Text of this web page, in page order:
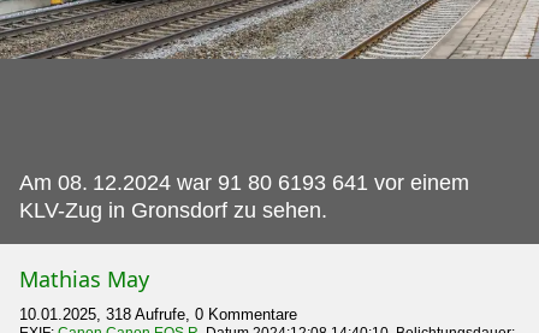
Am 08. 12.2024 war 91 80 6193 641 vor einem
KLV-Zug in Gronsdorf zu sehen.
Mathias May
10.01.2025, 318 Aufrufe, 0 Kommentare